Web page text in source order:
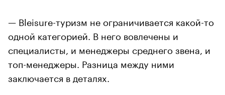
— Bleisure-туризм не ограничивается какой-то
одной категорией. В него вовлечены и
специалисты, и менеджеры среднего звена, и
топ-менеджеры. Разница между ними
заключается в деталях.